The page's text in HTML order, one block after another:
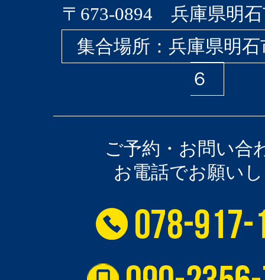
〒673-0894 兵庫県明石
集合場所：兵庫県明
６
ご予約・お問い合
お電話でお願い